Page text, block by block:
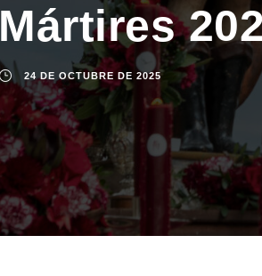
Mártires
24 DE OCTUBRE DE 2025